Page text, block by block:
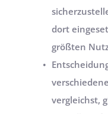
dort
größten
vergleichst,